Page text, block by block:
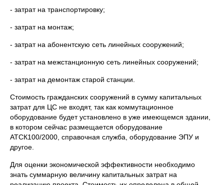
- затрат на транспортировку;
- затрат на монтаж;
- затрат на абонентскую сеть линейных сооружений;
- затрат на межстанционную сеть линейных сооружений;
- затрат на демонтаж старой станции.
Стоимость гражданских сооружений в сумму капитальных
затрат для ЦС не входят, так как коммутационное
оборудование будет установлено в уже имеющемся здании,
в котором сейчас размещается оборудование
АТСК100/2000, справочная служба, оборудование ЭПУ и
другое.
Для оценки экономической эффективности необходимо
знать суммарную величину капитальных затрат на